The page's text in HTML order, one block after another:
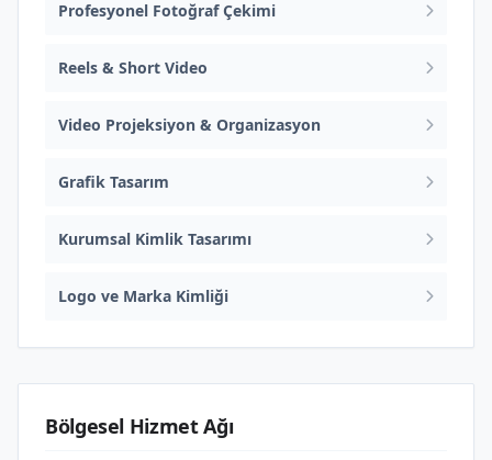
Profesyonel Fotoğraf Çekimi
Reels & Short Video
Video Projeksiyon & Organizasyon
Grafik Tasarım
Kurumsal Kimlik Tasarımı
Logo ve Marka Kimliği
Bölgesel Hizmet Ağı